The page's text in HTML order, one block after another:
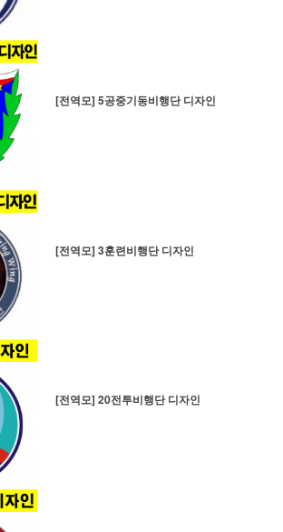
[전역모] 5공중기동비행단 디자인
[전역모] 3훈련비행단 디자인
[전역모] 20전투비행단 디자인